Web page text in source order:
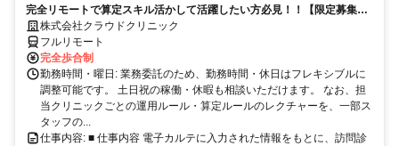
完全リモートで算定スキル活かして活躍したい方必見！！【限定募集】
完全リモート｜在宅医療レセプト算定（成果報酬型／業務委託）
株式会社クラウドクリニック
フルリモート
完全歩合制
勤務時間・曜日: 業務委託のため、勤務時間・休日はフレキシブルに
調整可能です。 土日祝の稼働・休暇も相談いただけます。 なお、担
当クリニックごとの運用ルール・算定ルールのレクチャーを、一部ス
タッフの...
仕事内容: ■ 仕事内容 電子カルテに入力された情報をもとに、訪問診